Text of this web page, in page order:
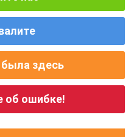
здесь
об ошибке!